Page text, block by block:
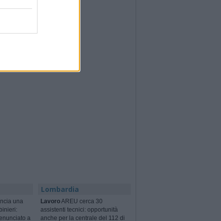
una
a
Lombardia
LavoroAREU cerca 30
assistenti tecnici: opportunità
anche per la centrale del 112 di